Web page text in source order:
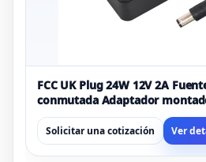
FCC UK Plug 24W 12V 2A
conmutada Adaptador
Adaptador de CA a CC
Solicitar una cotización Ver